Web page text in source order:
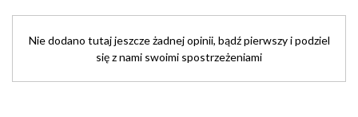
Nie dodano tutaj jeszcze żadnej opinii, bądź pierwszy i podziel
się z nami swoimi spostrzeżeniami